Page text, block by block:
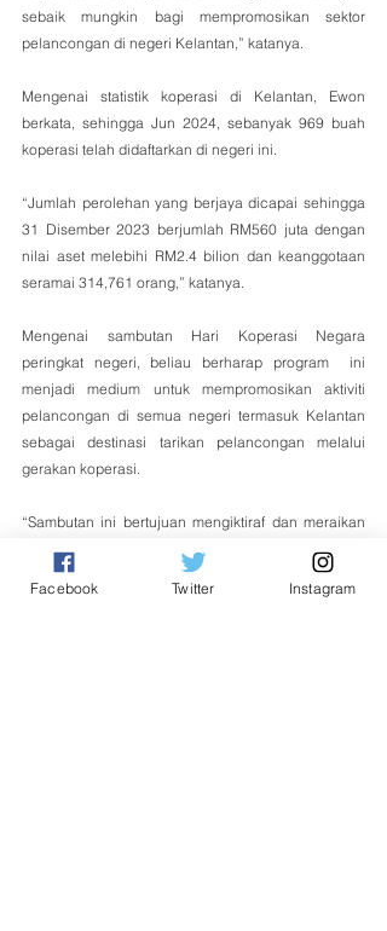
sebaik mungkin bagi mempromosikan sektor
pelancongan di negeri Kelantan,” katanya.
Mengenai statistik koperasi di Kelantan, Ewon
berkata, sehingga Jun 2024, sebanyak 969 buah
koperasi telah didaftarkan di negeri ini.
“Jumlah perolehan yang berjaya dicapai sehingga
31 Disember 2023 berjumlah RM560 juta dengan
nilai aset melebihi RM2.4 bilion dan keanggotaan
seramai 314,761 orang,” katanya.
Mengenai sambutan Hari Koperasi Negara
peringkat negeri, beliau berharap program  ini
menjadi medium untuk mempromosikan aktiviti
pelancongan di semua negeri termasuk Kelantan
sebagai destinasi tarikan pelancongan melalui
gerakan koperasi.
“Sambutan ini bertujuan mengiktiraf dan meraikan
sumbangan sektor koperasi kepada ekonomi negeri
dan negara, selain mempromosikan produk dan
perkhidmatan yang ditawarkan oleh koperasi,”
Facebook Twitter Instagram